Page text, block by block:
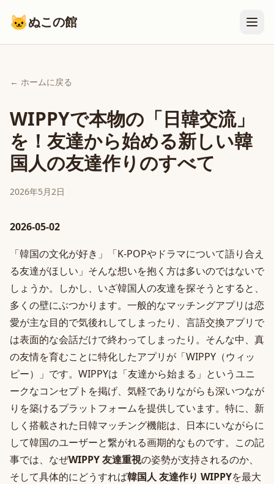
🐱ぬこの館
← ホームに戻る
WIPPYで本物の「日韓交流」
を！友達から始める新しい韓
国人の友達作りのすべて
2026年5月2日
2026-05-02
「韓国の文化が好き」「K-POPやドラマについて語り合え
る友達がほしい」そんな想いを抱く方は多いのではないで
しょうか。しかし、いざ韓国人の友達を探そうとすると、
多くの壁にぶつかります。一般的なマッチングアプリは恋
愛が主な目的で気後れしてしまったり、言語交換アプリで
は表面的な会話だけで終わってしまったり。そんな中、真
の友情を育むことに特化したアプリが「WIPPY（ウィッ
ピー）」です。WIPPYは「友達から始まる」というユニ
ークなコンセプトを掲げ、気軽でありながらも深いつなが
りを築けるプラットフォームを提供しています。特に、新
しく搭載された日韓マッチング機能は、日本にいながらに
して韓国のユーザーと繋がれる画期的なものです。この記
事では、なぜWIPPY 友達重視の姿勢が支持されるのか、
そして具体的にどうすれば韓国人 友達作り WIPPYを最大